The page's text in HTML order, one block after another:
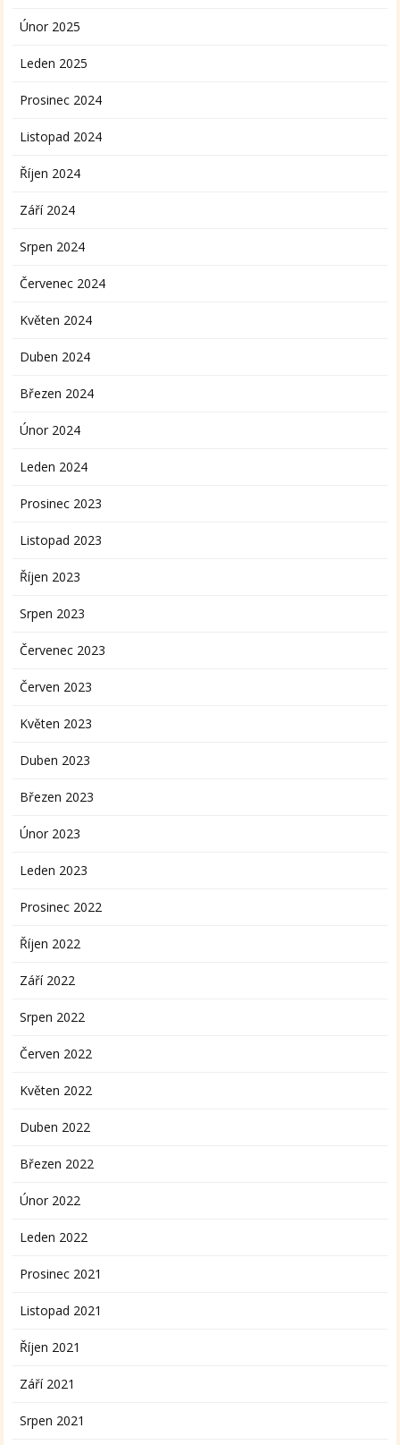
Únor 2025
Leden 2025
Prosinec 2024
Listopad 2024
Říjen 2024
Září 2024
Srpen 2024
Červenec 2024
Květen 2024
Duben 2024
Březen 2024
Únor 2024
Leden 2024
Prosinec 2023
Listopad 2023
Říjen 2023
Srpen 2023
Červenec 2023
Červen 2023
Květen 2023
Duben 2023
Březen 2023
Únor 2023
Leden 2023
Prosinec 2022
Říjen 2022
Září 2022
Srpen 2022
Červen 2022
Květen 2022
Duben 2022
Březen 2022
Únor 2022
Leden 2022
Prosinec 2021
Listopad 2021
Říjen 2021
Září 2021
Srpen 2021